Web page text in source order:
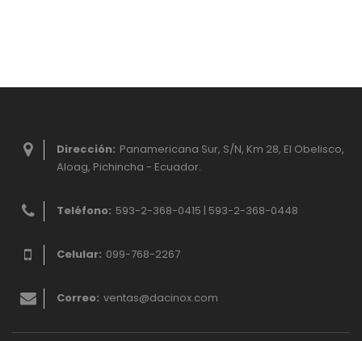
Dirección: Panamericana Sur, S/N, Km 28, El Obelisco,
Aloag, Pichincha - Ecuador.
Teléfono: 593-2-368-0415 | 593-2-368-0448
Celular: 099-768-2267
Correo: ventas@dacinox.com